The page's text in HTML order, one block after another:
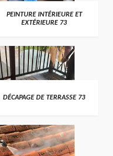
PEINTURE INTÉRIEURE ET
EXTÉRIEURE 73
DÉCAPAGE DE TERRASSE 73